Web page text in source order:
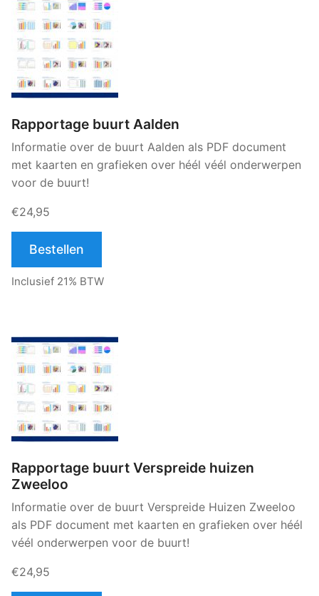
Rapportage buurt Aalden
Informatie over de buurt Aalden als PDF document
met kaarten en grafieken over héél véél onderwerpen
voor de buurt!
€24,95
Bestellen
Inclusief 21% BTW
Rapportage buurt Verspreide huizen
Zweeloo
Informatie over de buurt Verspreide Huizen Zweeloo
als PDF document met kaarten en grafieken over héél
véél onderwerpen voor de buurt!
€24,95